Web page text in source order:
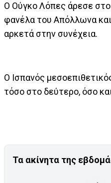
Ο Ούγκο Λόπες άρεσε
φανέλα του Απόλλωνα και
αρκετά στην συνέχεια.
Ο Ισπανός
τόσο στο δεύτερο, όσο
Τα ακίνητα της